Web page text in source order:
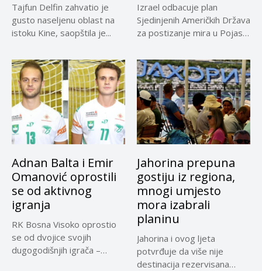
Tajfun Delfin zahvatio je
gusto naseljenu oblast na
istoku Kine, saopštila je...
Izrael odbacuje plan
Sjedinjenih Američkih Država
za postizanje mira u Pojasu
Adnan Balta i Emir
Omanović oprostili
se od aktivnog
igranja
RK Bosna Visoko oprostio
se od dvojice svojih
dugogodišnjih igrača –
Jahorina prepuna
gostiju iz regiona,
mnogi umjesto
mora izabrali
planinu
Jahorina i ovog ljeta
potvrđuje da više nije
destinacija rezervisana